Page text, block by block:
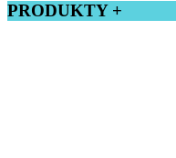
PRODUKTY +